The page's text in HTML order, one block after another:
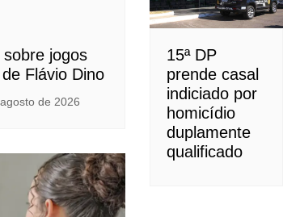
jogos
Flávio Dino
de 2026
15ª DP
prende casal
indiciado por
homicídio
duplamente
qualificado